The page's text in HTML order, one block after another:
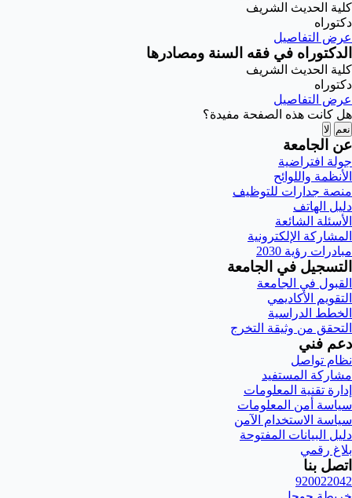
كلية الحديث الشريف
دكتوراه
عرض التفاصيل
الدكتوراه في فقه السنة ومصادرها
كلية الحديث الشريف
دكتوراه
عرض التفاصيل
هل كانت هذه الصفحة مفيدة؟
نعم لا
عن الجامعة
جولة افتراضية
الأنظمة واللوائح
منصة جدارات للتوظيف
دليل الهاتف
الأسئلة الشائعة
المشاركة الإلكترونية
مبادرات رؤية 2030
التسجيل في الجامعة
القبول في الجامعة
التقويم الأكاديمي
الخطط الدراسية
التحقق من وثيقة التخرج
دعم فني
نظام تواصل
مشاركة المستفيد
إدارة تقنية المعلومات
سياسة أمن المعلومات
سياسة الاستخدام الآمن
دليل البيانات المفتوحة
بلاغ رقمي
اتصل بنا
920022042